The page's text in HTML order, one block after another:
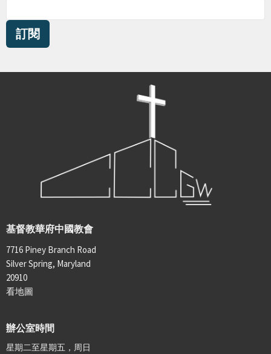
訂閱
基督教華府中國教會
7716 Piney Branch Road
Silver Spring, Maryland
20910
看地圖
辦公室時間
星期二至星期五，周日